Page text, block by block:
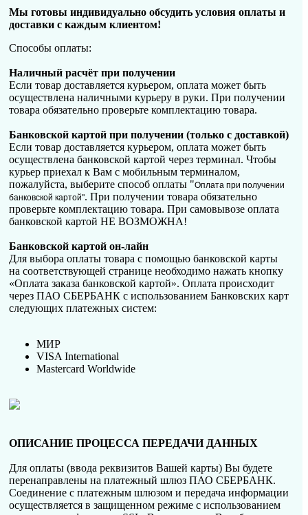
Мы готовы индивидуально обсудить условия оплаты и
доставки с каждым клиентом!
Способы оплаты:
Наличный расчёт при получении
Если товар доставляется курьером, оплата может быть
осуществлена наличными курьеру в руки. При получении
товара обязательно проверьте комплектацию товара.
Банковской картой при получении (только с доставкой)
Если товар доставляется курьером, оплата может быть
осуществлена банковской картой через терминал. Чтобы
курьер приехал к Вам с мобильным терминалом,
пожалуйста, выберите способ оплаты "Оплата при получении
банковской картой". При получении товара обязательно
проверьте комплектацию товара. При самовывозе оплата
банковской картой НЕ ВОЗМОЖНА!
Банковской картой он-лайн
Для выбора оплаты товара с помощью банковской карты
на соответствующей странице необходимо нажать кнопку
«Оплата заказа банковской картой». Оплата происходит
через ПАО СБЕРБАНК с использованием Банковских карт
следующих платежных систем:
МИР
VISA International
Mastercard Worldwide
ОПИСАНИЕ ПРОЦЕССА ПЕРЕДАЧИ ДАННЫХ
Для оплаты (ввода реквизитов Вашей карты) Вы будете
перенаправлены на платежный шлюз ПАО СБЕРБАНК.
Соединение с платежным шлюзом и передача информации
осуществляется в защищенном режиме с использованием